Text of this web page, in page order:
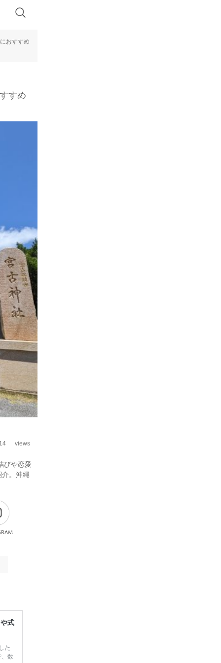
おすすめ
すめ
views
びや恋愛
。沖縄
式
た
数